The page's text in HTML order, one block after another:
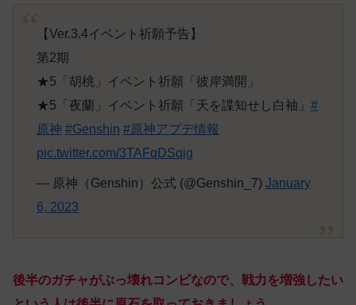
【Ver.3.4イベント祈願予告】
第2期
★5「胡桃」イベント祈願「彼岸満開」
★5「夜蘭」イベント祈願「天を諜知せし白袖」 #
原神 #Genshin #原神アプデ情報
pic.twitter.com/3TAFqDSqig
— 原神（Genshin）公式 (@Genshin_7) January
6, 2023
後半のガチャがぶっ壊れコンビなので、戦力を増強したい